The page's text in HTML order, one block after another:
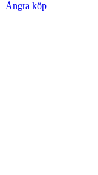
| Ångra köp